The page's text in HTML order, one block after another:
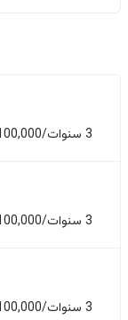
3 سنوات/100,000 كم
3 سنوات/100,000 كم
3 سنوات/100,000 كم